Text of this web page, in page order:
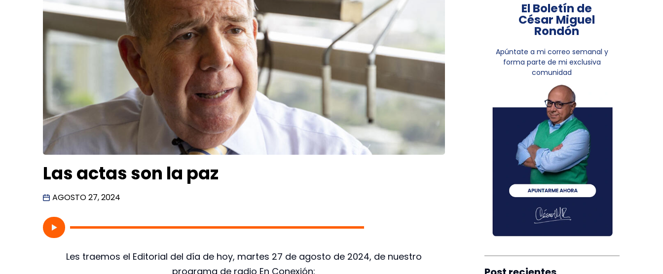
Las actas son la paz
AGOSTO 27, 2024
Les traemos el Editorial del día de hoy, martes 27 de agosto de 2024, de nuestro
programa de radio En Conexión:
El Boletín de
César Miguel
Rondón
Apúntate a mi correo semanal y
forma parte de mi exclusiva
comunidad